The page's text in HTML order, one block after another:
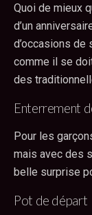
Quoi de mieux
d’un
d’occasions
comme il se
des
Enterrement
Pour les
mais avec des
belle surprise
Pot de départ